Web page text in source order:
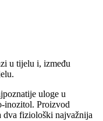
u tijelu i, između
uloge u
inozitol. Proizvod
dva fiziološki najvažnija